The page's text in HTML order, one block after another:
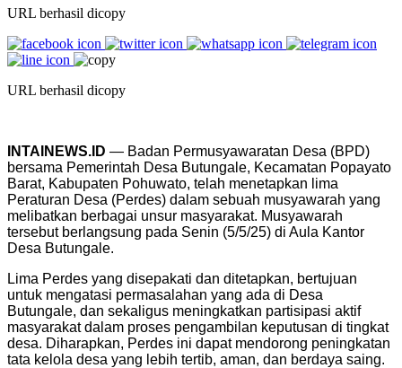
URL berhasil dicopy
URL berhasil dicopy
INTAINEWS.ID — Badan Permusyawaratan Desa (BPD)
bersama Pemerintah Desa Butungale, Kecamatan Popayato
Barat, Kabupaten Pohuwato, telah menetapkan lima
Peraturan Desa (Perdes) dalam sebuah musyawarah yang
melibatkan berbagai unsur masyarakat. Musyawarah
tersebut berlangsung pada Senin (5/5/25) di Aula Kantor
Desa Butungale.
Lima Perdes yang disepakati dan ditetapkan, bertujuan
untuk mengatasi permasalahan yang ada di Desa
Butungale, dan sekaligus meningkatkan partisipasi aktif
masyarakat dalam proses pengambilan keputusan di tingkat
desa. Diharapkan, Perdes ini dapat mendorong peningkatan
tata kelola desa yang lebih tertib, aman, dan berdaya saing.